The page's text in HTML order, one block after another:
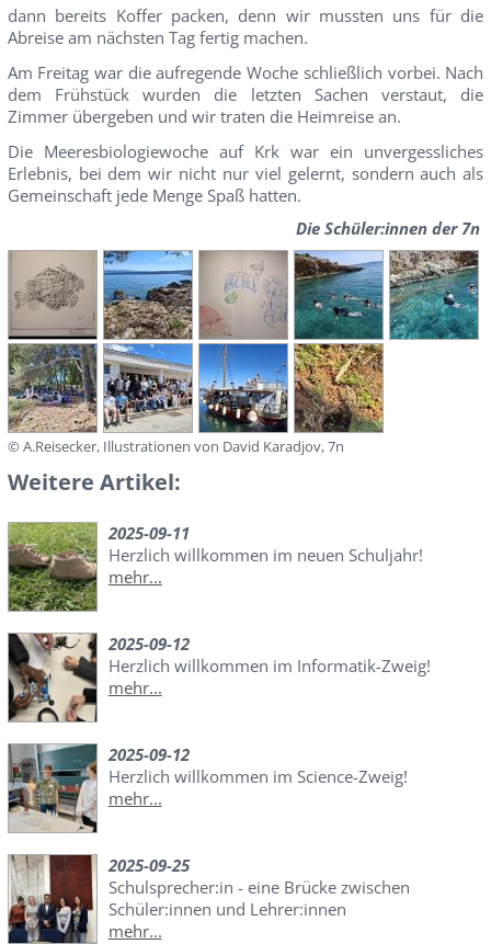
dann bereits Koffer packen, denn wir mussten uns für die
Abreise am nächsten Tag fertig machen.
Am Freitag war die aufregende Woche schließlich vorbei. Nach
dem Frühstück wurden die letzten Sachen verstaut, die
Zimmer übergeben und wir traten die Heimreise an.
Die Meeresbiologiewoche auf Krk war ein unvergessliches
Erlebnis, bei dem wir nicht nur viel gelernt, sondern auch als
Gemeinschaft jede Menge Spaß hatten.
Die Schüler:innen der 7n
© A.Reisecker, Illustrationen von David Karadjov, 7n
Weitere Artikel:
2025-09-11
Herzlich willkommen im neuen Schuljahr!
mehr...
2025-09-12
Herzlich willkommen im Informatik-Zweig!
mehr...
2025-09-12
Herzlich willkommen im Science-Zweig!
mehr...
2025-09-25
Schulsprecher:in - eine Brücke zwischen
Schüler:innen und Lehrer:innen
mehr...